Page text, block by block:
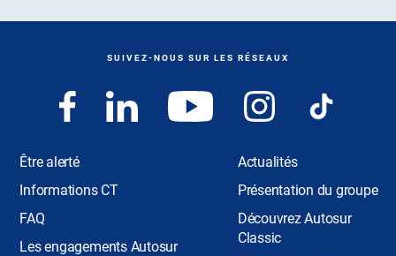
de
de
SUIVEZ-NOUS SUR LES RÉSEAUX
Être alerté
Informations CT
FAQ
Les engagements Autosur
Actualités
Présentation du groupe
Découvrez Autosur
Classic